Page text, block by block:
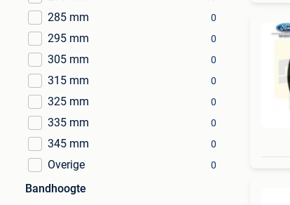
285 mm 0
295 mm 0
305 mm 0
315 mm 0
325 mm 0
335 mm 0
345 mm 0
Overige 0
Bandhoogte